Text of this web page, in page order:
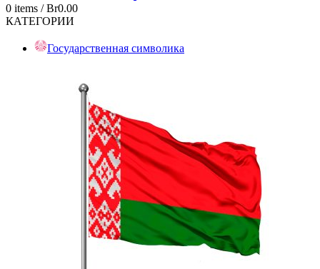
0 items / Br0.00
КАТЕГОРИИ
Государственная символика